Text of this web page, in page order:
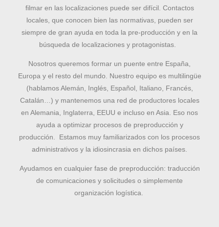
filmar en las localizaciones puede ser difícil. Contactos
locales, que conocen bien las normativas, pueden ser
siempre de gran ayuda en toda la pre-producción y en la
búsqueda de localizaciones y protagonistas.
Nosotros queremos formar un puente entre España,
Europa y el resto del mundo. Nuestro equipo es multilingüe
(hablamos Alemán, Inglés, Español, Italiano, Francés,
Catalán…) y mantenemos una red de productores locales
en Alemania, Inglaterra, EEUU e incluso en Asia. Eso nos
ayuda a optimizar procesos de preproducción y
producción. Estamos muy familiarizados con los procesos
administrativos y la idiosincrasia en dichos países.
Ayudamos en cualquier fase de preproducción: traducción
de comunicaciones y solicitudes o simplemente
organización logística.